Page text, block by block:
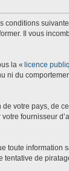
conditions
Il vous
la « licence
ni du
votre pays, de
fournisseur
toute information
de